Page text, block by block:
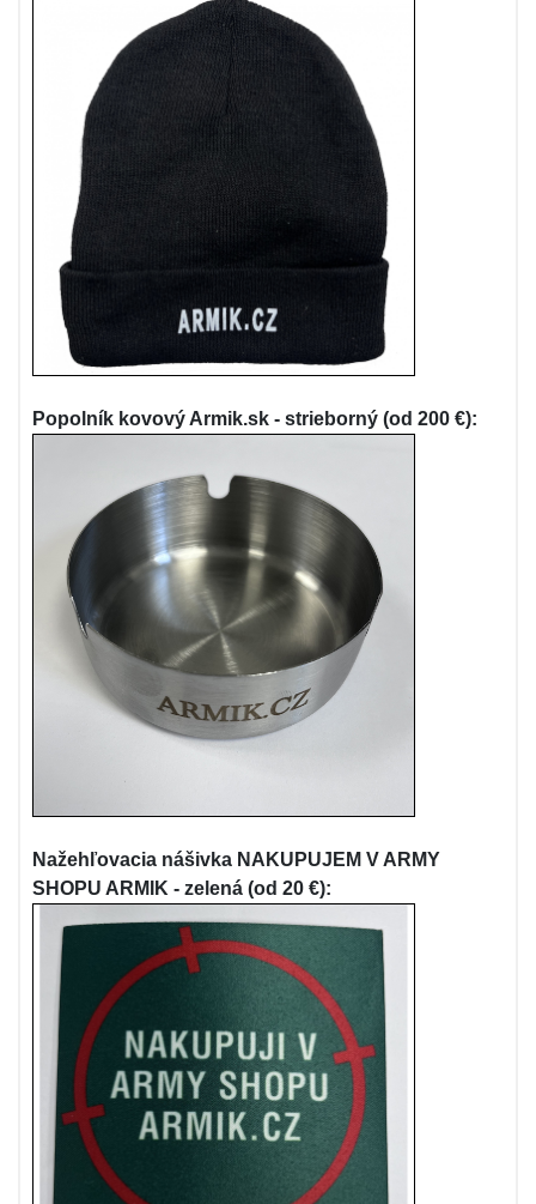
Popolník kovový Armik.sk - strieborný (od 200 €):
Nažehľovacia nášivka NAKUPUJEM V ARMY
SHOPU ARMIK - zelená (od 20 €):